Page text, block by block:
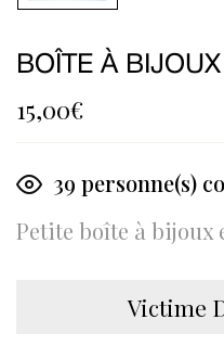
BOÎTE À
15,00€
39 personne(s)
Petite boîte à bijoux
Victime